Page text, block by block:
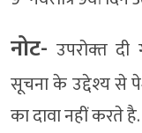
नोट- उपरोक्‍त
सूचना के उद्देश्‍य से
का दावा नहीं करते है.